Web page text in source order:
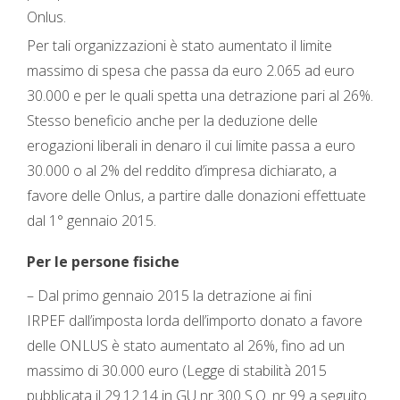
Onlus.
Per tali organizzazioni è stato aumentato il limite
massimo di spesa che passa da euro 2.065 ad euro
30.000 e per le quali spetta una detrazione pari al 26%.
Stesso beneficio anche per la deduzione delle
erogazioni liberali in denaro il cui limite passa a euro
30.000 o al 2% del reddito d’impresa dichiarato, a
favore delle Onlus, a partire dalle donazioni effettuate
dal 1° gennaio 2015.
Per le persone fisiche
– Dal primo gennaio 2015 la detrazione ai fini
IRPEF dall’imposta lorda dell’importo donato a favore
delle ONLUS è stato aumentato al 26%, fino ad un
massimo di 30.000 euro (Legge di stabilità 2015
pubblicata il 29.12.14 in GU nr 300 S.O. nr 99 a seguito